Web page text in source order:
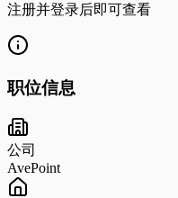
注册并登录后即可查看
职位信息
公司
AvePoint